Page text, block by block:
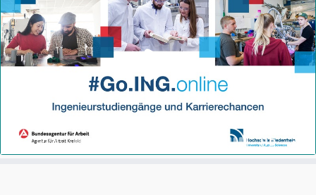
00:00 HD